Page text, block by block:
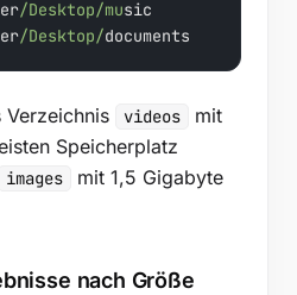
/Desktop/mu
/Desktop/documents
videos
mit
Speicherplatz
images
mit 1,5 Gigabyte
nach Größe